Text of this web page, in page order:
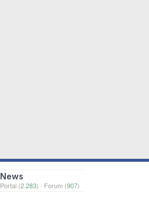
News
Portal (2.283) · Forum (907)